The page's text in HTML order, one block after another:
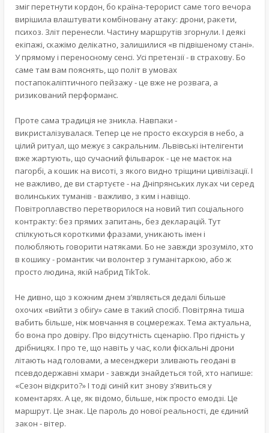
зміг перетнути кордон, бо країна-терорист саме того вечора
вирішила влаштувати комбіновану атаку: дрони, ракети,
психоз. Зліт перенесли. Частину маршрутів згорнули. І деякі
екіпажі, скажімо делікатно, залишилися «в підвішеному стані».
У прямому і переносному сенсі. Усі претензії - в страхову. Бо
саме там вам пояснять, що політ в умовах
постапокаліптичного пейзажу - це вже не розвага, а
ризикований перформанс.
Проте сама традиція не зникла. Навпаки -
викристалізувалася. Тепер це не просто екскурсія в небо, а
цілий ритуал, що межує з сакральним. Львівські інтелігенти
вже жартують, що сучасний фільварок - це не маєток на
пагорбі, а кошик на висоті, з якого видно тріщини цивілізації. І
не важливо, де ви стартуєте - на Дніпрянських луках чи серед
волинських туманів - важливо, з ким і навіщо.
Повітроплавство перетворилося на новий тип соціального
контракту: без прямих запитань, без декларацій. Тут
спілкуються короткими фразами, уникають імен і
полюбляють говорити натяками. Бо не завжди зрозуміло, хто
в кошику - романтик чи волонтер з гуманітаркою, або ж
просто людина, якій набрид TikTok.
Не дивно, що з кожним днем з’являється дедалі більше
охочих «вийти з обігу» саме в такий спосіб. Повітряна тиша
вабить більше, ніж мовчання в соцмережах. Тема актуальна,
бо вона про довіру. Про відсутність сценарію. Про гідність у
дрібницях. І про те, що навіть у час, коли фіскальні дрони
літають над головами, а месенджери зливають геодані в
псевдодержавні хмари - завжди знайдеться той, хто напише:
«Сезон відкрито?» І тоді синій кит знову з’явиться у
коментарях. А це, як відомо, більше, ніж просто емодзі. Це
маршрут. Це знак. Це пароль до нової реальності, де єдиний
закон - вітер.